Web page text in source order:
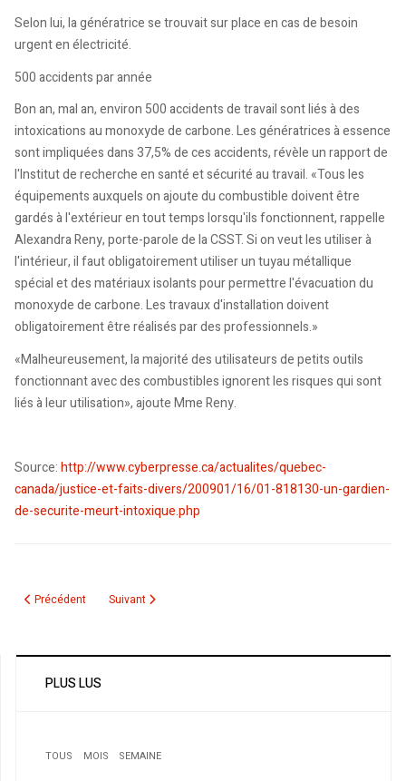
Selon lui, la génératrice se trouvait sur place en cas de besoin
urgent en électricité.
500 accidents par année
Bon an, mal an, environ 500 accidents de travail sont liés à des
intoxications au monoxyde de carbone. Les génératrices à essence
sont impliquées dans 37,5% de ces accidents, révèle un rapport de
l'Institut de recherche en santé et sécurité au travail. «Tous les
équipements auxquels on ajoute du combustible doivent être
gardés à l'extérieur en tout temps lorsqu'ils fonctionnent, rappelle
Alexandra Reny, porte-parole de la CSST. Si on veut les utiliser à
l'intérieur, il faut obligatoirement utiliser un tuyau métallique
spécial et des matériaux isolants pour permettre l'évacuation du
monoxyde de carbone. Les travaux d'installation doivent
obligatoirement être réalisés par des professionnels.»
«Malheureusement, la majorité des utilisateurs de petits outils
fonctionnant avec des combustibles ignorent les risques qui sont
liés à leur utilisation», ajoute Mme Reny.
Source:http://www.cyberpresse.ca/actualites/quebec-
canada/justice-et-faits-divers/200901/16/01-818130-un-gardien-
de-securite-meurt-intoxique.php
Article précédent : J'ai honte !
Précédent Article suivant : Plusieurs milliers de manifestants à Paris
Suivant
PLUS LUS
TOUS MOIS
SEMAINE